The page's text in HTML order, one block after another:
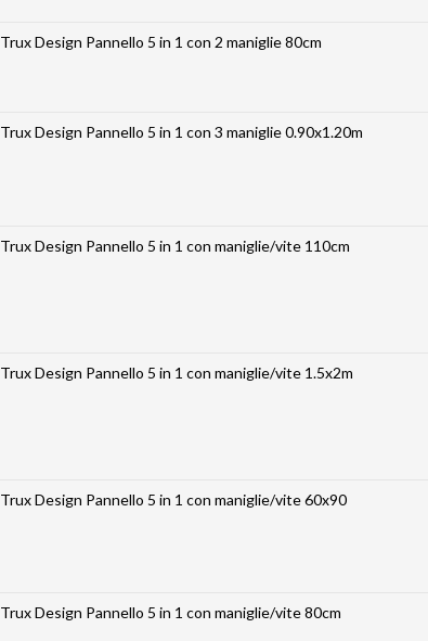
Trux Design Pannello 5 in 1 con 2 maniglie 80cm
Trux Design Pannello 5 in 1 con 3 maniglie 0.90x1.20m
Trux Design Pannello 5 in 1 con maniglie/vite 110cm
Trux Design Pannello 5 in 1 con maniglie/vite 1.5x2m
Trux Design Pannello 5 in 1 con maniglie/vite 60x90
Trux Design Pannello 5 in 1 con maniglie/vite 80cm